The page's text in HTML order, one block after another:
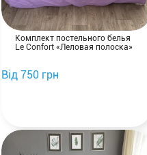
Комплект постельного белья
Le Confort «Леловая полоска»
Від 750 грн